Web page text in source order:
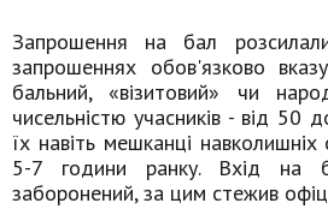
Запрошення на бал
запрошеннях обов'язково
бальний, «візитовий» чи
чисельністю учасників - від 50
їх навіть мешканці навколишніх
5-7 години ранку. Вхід на
заборонений, за цим стежив